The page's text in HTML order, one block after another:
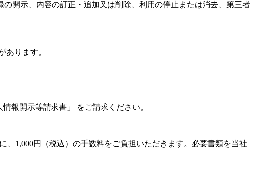
開示、内容の訂正・追加又は削除、利用の停止または消去、第三者
あります。
報開示等請求書」 をご請求ください。
1,000円（税込）の手数料をご負担いただきます。必要書類を当社